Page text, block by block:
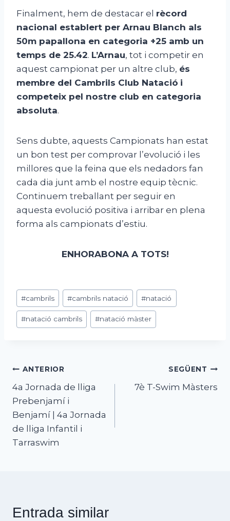
Finalment, hem de destacar el rècord
nacional establert per Arnau Blanch als
50m papallona en categoria +25 amb un
temps de 25.42. L’Arnau, tot i competir en
aquest campionat per un altre club, és
membre del Cambrils Club Natació i
competeix pel nostre club en categoria
absoluta.
Sens dubte, aquests Campionats han estat
un bon test per comprovar l’evolució i les
millores que la feina que els nedadors fan
cada dia junt amb el nostre equip tècnic.
Continuem treballant per seguir en
aquesta evolució positiva i arribar en plena
forma als campionats d’estiu.
ENHORABONA A TOTS!
Etiquetes
d'entrada
#cambrils #cambrils natació #natació
#natació cambrils #natació màster
Navegació
d'entrades
ANTERIOR
4a Jornada de lliga
Prebenjamí i
Benjamí | 4a Jornada
de lliga Infantil i
Tarraswim
SEGÜENT
7è T-Swim Màsters
Entrada similar